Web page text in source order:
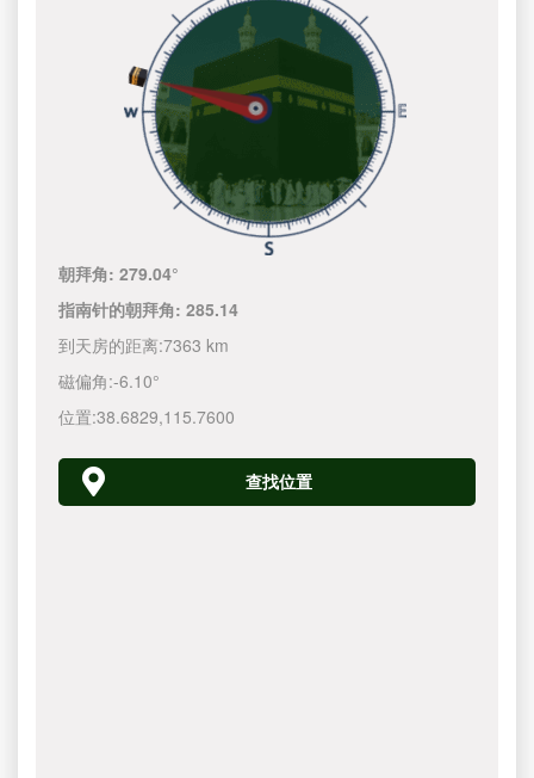
朝拜角:279.04°
指南针的朝拜角:285.14
到天房的距离:7363 km
磁偏角:-6.10°
位置:38.6829,115.7600
查找位置